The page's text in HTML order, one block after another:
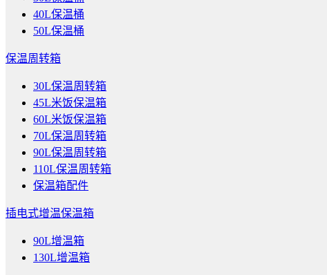
40L保温桶
50L保温桶
保温周转箱
30L保温周转箱
45L米饭保温箱
60L米饭保温箱
70L保温周转箱
90L保温周转箱
110L保温周转箱
保温箱配件
插电式增温保温箱
90L增温箱
130L增温箱